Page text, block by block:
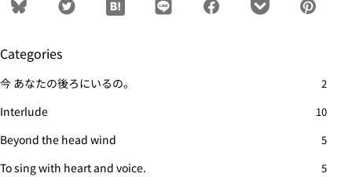
Categories
今 あなたの後ろにいるの。 2
Interlude 10
Beyond the head wind 5
To sing with heart and voice. 5